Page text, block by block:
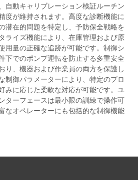
自動キャリブレーション検証ルーチン
度が維持されます。高度な診断機能に
潜在的問題を特定し、予防保全戦略を
ライズ機能により、在庫管理および原
用量の正確な追跡が可能です。制御シ
下でのポンプ運転を防止する多重安全
り、機器および作業員の両方を保護し
制御パラメーターにより、特定のプロ
みに応じた柔軟な対応が可能です。ユ
ターフェースは最小限の訓練で操作可
なオペレーターにも包括的な制御機能